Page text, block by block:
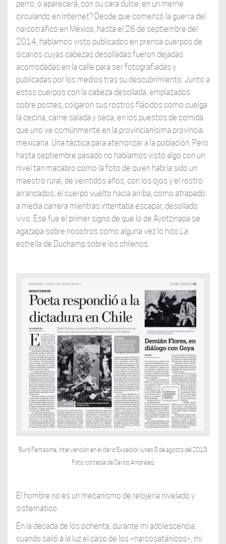
perro, o aparecerá, con su cara dulce, en un meme
circulando en Internet? Desde que comenzó la guerra del
narcotráfico en México, hasta el 26 de septiembre del
2014, habíamos visto publicados en prensa cuerpos de
sicarios cuyas cabezas desolladas fueron dejadas
acomodadas en la calle para ser fotografiadas y
publicadas por los medios tras su descubrimiento. Junto a
estos cuerpos con la cabeza desollada, emplazados
sobre postes, colgaron sus rostros flácidos como cuelga
la cecina, carne salada y seca, en los puestos de comida
que uno ve comúnmente en la provincianísima provincia
mexicana. Una táctica para aterrorizar a la población. Pero
hasta septiembre pasado no habíamos visto algo con un
nivel tan macabro como la foto de quien habría sido un
maestro rural, de veintidós años, con los ojos y el rostro
arrancados, el cuerpo vuelto hacia arriba, como atrapado
a media carrera mientras intentaba escapar, desollado
vivo. Ese fue el primer signo de que lo de Ayotzinapa se
agazapa sobre nosotros como alguna vez lo hizo La
estrella de Duchamp sobre los chilenos.
Buró Fantasma, intervención en el diario Excelsior, lunes 5 de agosto del 2013.
Foto: cortesía de Carlos Amorales.
El hombre no es un mecanismo de relojería nivelado y
sistemático.
En la década de los ochenta, durante mi adolescencia,
cuando salió a la luz el caso de los «narcosatánicos», mi